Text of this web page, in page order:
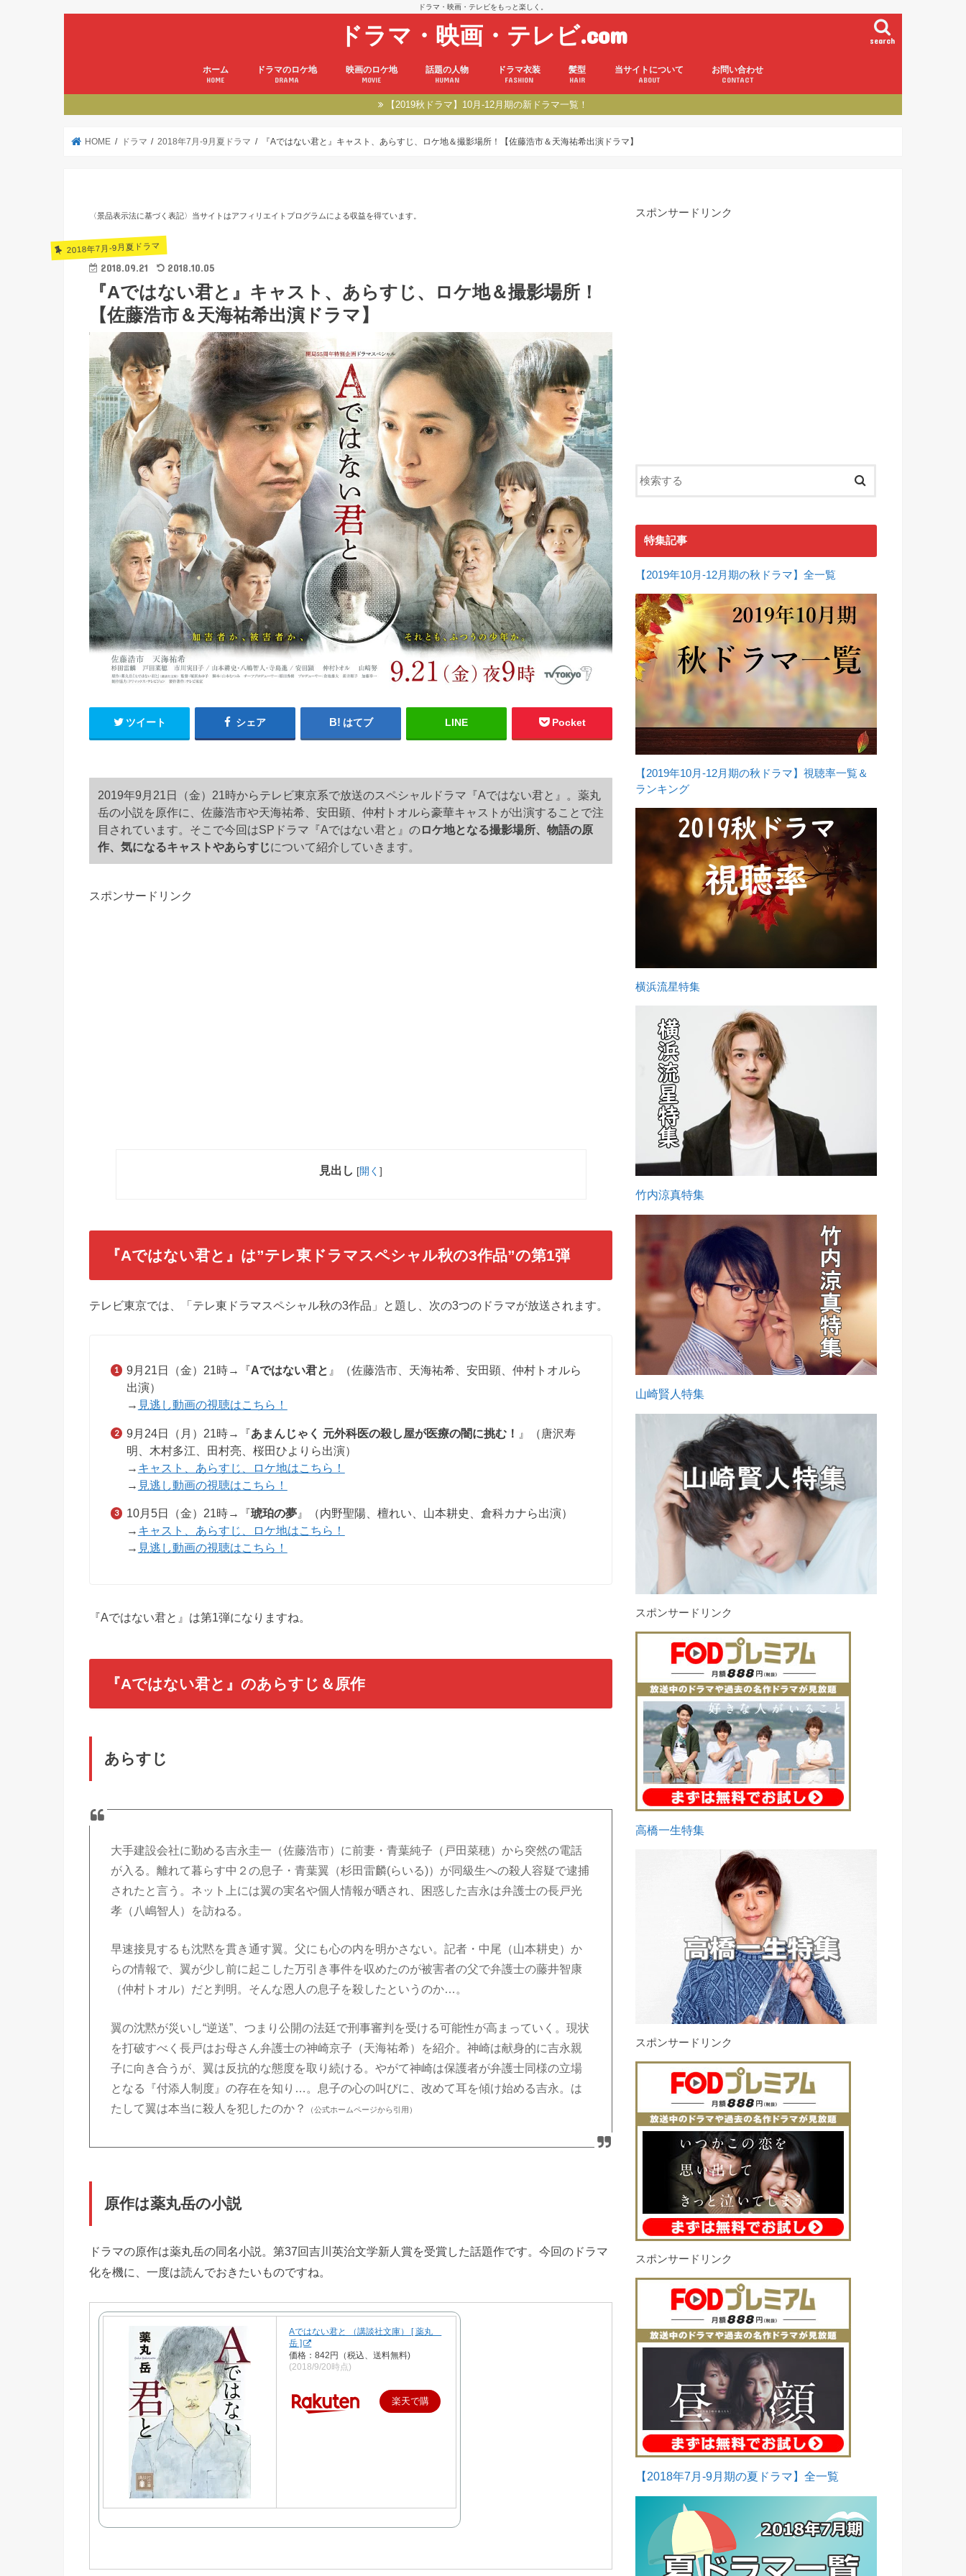
ドラマ・映画・テレビをもっと楽しく。
ドラマ・映画・テレビ.com search
ホーム
HOME
ドラマのロケ地
DRAMA
映画のロケ地
MOVIE
話題の人物
HUMAN
ドラマ衣装
FASHION
髪型
HAIR
当サイトについて
ABOUT
お問い合わせ
CONTACT
【2019秋ドラマ】10月-12月期の新ドラマ一覧！
HOME ドラマ 2018年7月-9月夏ドラマ 『Aではない君と』キャスト、あらすじ、ロケ地＆撮影場所！【佐藤浩市＆天海祐希出演ドラマ】
〈景品表示法に基づく表記〉当サイトはアフィリエイトプログラムによる収益を得ています。
2018年7月-9月夏ドラマ
2018.09.21 2018.10.05
『Aではない君と』キャスト、あらすじ、ロケ地＆撮影場所！
【佐藤浩市＆天海祐希出演ドラマ】
ツイート シェア はてブ LINE Pocket
2019年9月21日（金）21時からテレビ東京系で放送のスペシャルドラマ『Aではない君と』。薬丸
岳の小説を原作に、佐藤浩市や天海祐希、安田顕、仲村トオルら豪華キャストが出演することで注
目されています。そこで今回はSPドラマ『Aではない君と』のロケ地となる撮影場所、物語の原
作、気になるキャストやあらすじについて紹介していきます。
スポンサードリンク
見出し [開く ]
『Aではない君と』は”テレ東ドラマスペシャル秋の3作品”の第1弾
テレビ東京では、「テレ東ドラマスペシャル秋の3作品」と題し、次の3つのドラマが放送されます。
9月21日（金）21時→『Aではない君と 』（佐藤浩市、天海祐希、安田顕、仲村トオルら
出演）
→ 見逃し動画の視聴はこちら！
9月24日（月）21時→『あまんじゃく 元外科医の殺し屋が医療の闇に挑む！ 』（唐沢寿
明、木村多江、田村亮、桜田ひよりら出演）
→ キャスト、あらすじ、ロケ地はこちら！
→ 見逃し動画の視聴はこちら！
10月5日（金）21時→『琥珀の夢』（内野聖陽、檀れい、山本耕史、倉科カナら出演）
→ キャスト、あらすじ、ロケ地はこちら！
→ 見逃し動画の視聴はこちら！
『Aではない君と』は第1弾になりますね。
『Aではない君と』のあらすじ＆原作
あらすじ
大手建設会社に勤める吉永圭一（佐藤浩市）に前妻・青葉純子（戸田菜穂）から突然の電話
が入る。離れて暮らす中２の息子・青葉翼（杉田雷麟(らいる)）が同級生への殺人容疑で逮捕
されたと言う。ネット上には翼の実名や個人情報が晒され、困惑した吉永は弁護士の長戸光
孝（八嶋智人）を訪ねる。
早速接見するも沈黙を貫き通す翼。父にも心の内を明かさない。記者・中尾（山本耕史）か
らの情報で、翼が少し前に起こした万引き事件を収めたのが被害者の父で弁護士の藤井智康
（仲村トオル）だと判明。そんな恩人の息子を殺したというのか…。
翼の沈黙が災いし“逆送”、つまり公開の法廷で刑事審判を受ける可能性が高まっていく。現状
を打破すべく長戸はお母さん弁護士の神崎京子（天海祐希）を紹介。神崎は献身的に吉永親
子に向き合うが、翼は反抗的な態度を取り続ける。やがて神崎は保護者が弁護士同様の立場
となる『付添人制度』の存在を知り…。息子の心の叫びに、改めて耳を傾け始める吉永。は
たして翼は本当に殺人を犯したのか？
（公式ホームページから引用）
原作は薬丸岳の小説
ドラマの原作は薬丸岳の同名小説。第37回吉川英治文学新人賞を受賞した話題作です。今回のドラマ
化を機に、一度は読んでおきたいものですね。
Aではない君と （講談社文庫） [ 薬丸
岳 ]
価格：842円（税込、送料無料)
(2018/9/20時点)
楽天で購
スポンサードリンク
特集記事
【2019年10月-12月期の秋ドラマ】全一覧
【2019年10月-12月期の秋ドラマ】視聴率一覧＆
ランキング
横浜流星特集
竹内涼真特集
山崎賢人特集
スポンサードリンク
高橋一生特集
スポンサードリンク
スポンサードリンク
【2018年7月-9月期の夏ドラマ】全一覧